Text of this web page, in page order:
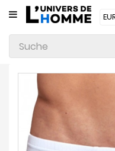
KATEGORIE
Unterwäsche
Kleidung
Bademode
Loungewear
Zubehör